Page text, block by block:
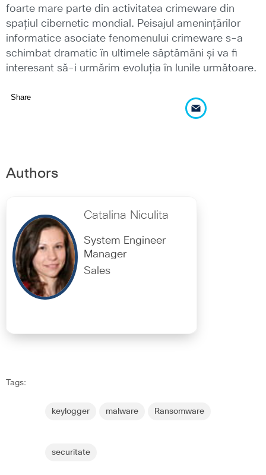
foarte mare parte din activitatea crimeware din
spațiul cibernetic mondial. Peisajul amenințărilor
informatice asociate fenomenului crimeware s-a
schimbat dramatic în ultimele săptămâni și va fi
interesant să-i urmărim evoluția în lunile următoare.
Share
Authors
Catalina Niculita
System Engineer
Manager
Sales
Tags:
keylogger malware Ransomware
securitate